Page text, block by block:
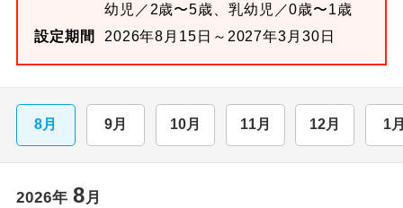
幼児／2歳〜5歳、乳幼児／0歳〜1歳
設定期間
2026年8月15日～2027年3月30日
8月 9月 10月 11月 12月 1
2026年 8月